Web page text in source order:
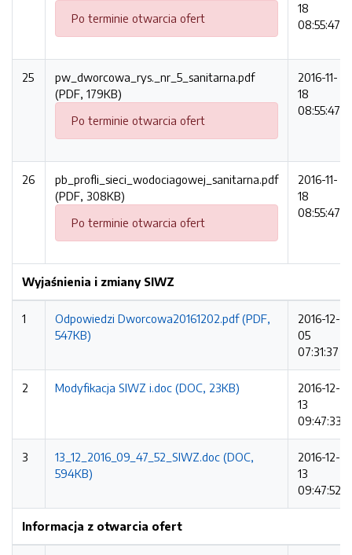
Po terminie otwarcia ofert
18
08:55:47
25
pw_dworcowa_rys._nr_5_sanitarna.pdf
(PDF, 179KB)
Po terminie otwarcia ofert
2016-11-
18
08:55:47
26
pb_profli_sieci_wodociagowej_sanitarna.pdf
(PDF, 308KB)
Po terminie otwarcia ofert
2016-11-
18
08:55:47
Wyjaśnienia i zmiany SIWZ
1
Odpowiedzi Dworcowa20161202.pdf (PDF,
547KB)
2016-12-
05
07:31:37
2 Modyfikacja SIWZ i.doc (DOC, 23KB)
2016-12-
13
09:47:33
3
13_12_2016_09_47_52_SIWZ.doc (DOC,
594KB)
2016-12-
13
09:47:52
Informacja z otwarcia ofert